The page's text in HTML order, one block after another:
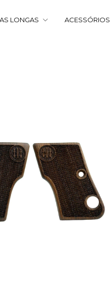
LONGAS ACESSÓRIOS